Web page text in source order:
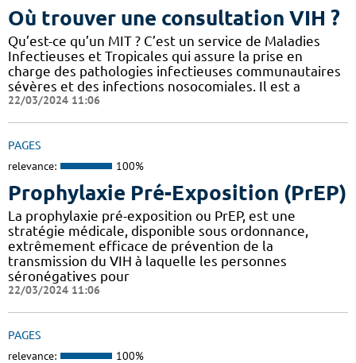
Où trouver une consultation VIH ?
Qu’est-ce qu’un MIT ? C’est un service de Maladies
Infectieuses et Tropicales qui assure la prise en
charge des pathologies infectieuses communautaires
sévères et des infections nosocomiales. Il est a
22/03/2024 11:06
PAGES
relevance: 100%
Prophylaxie Pré-Exposition (PrEP)
La prophylaxie pré-exposition ou PrEP, est une
stratégie médicale, disponible sous ordonnance,
extrêmement efficace de prévention de la
transmission du VIH à laquelle les personnes
séronégatives pour
22/03/2024 11:06
PAGES
relevance: 100%